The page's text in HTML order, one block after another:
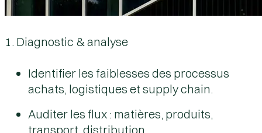
1. Diagnostic & analyse
Identifier les faiblesses des processus
achats, logistiques et supply chain.
Auditer les flux : matières, produits,
transport, distribution.